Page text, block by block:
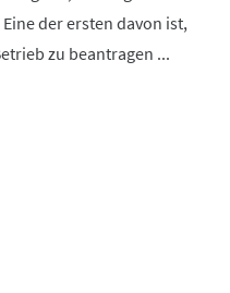
der ersten davon ist,
zu beantragen ...